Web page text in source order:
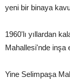
yeni bir binaya
1960'lı yıllardan
Mahallesi'nde inşa
Yine Selimpaşa